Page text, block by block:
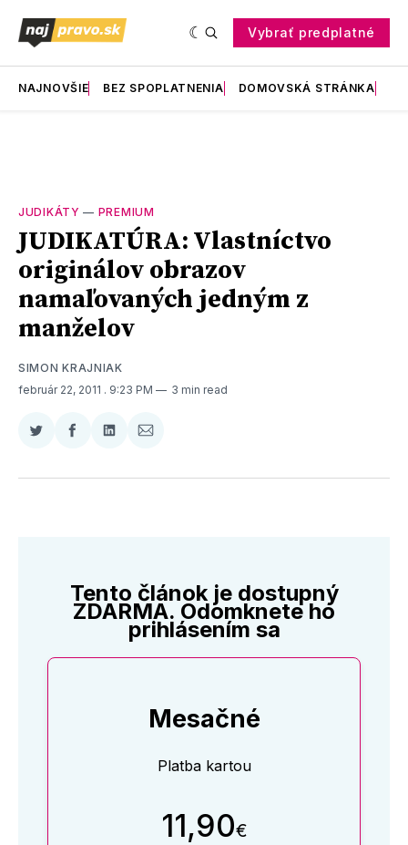
Vybrať predplatné
NAJNOVŠIE BEZ SPOPLATNENIA DOMOVSKÁ STRÁNKA
JUDIKÁTY — PREMIUM
JUDIKATÚRA: Vlastníctvo
originálov obrazov
namaľovaných jedným z
manželov
SIMON KRAJNIAK
február 22, 2011 . 9:23 PM 3 min read
Zdieľať
Twitter
Zdieľať
Facebooku
Zdieľať
LinkedIne
Zdieľať
E-
Tento článok je dostupný
ZDARMA. Odomknete ho
prihlásením sa
Mesačné
Platba kartou
11,90€